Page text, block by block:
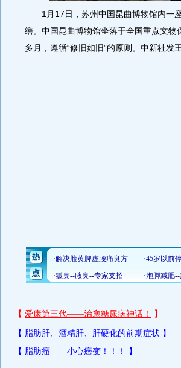
1月17日，苏州中国昆曲博物馆内一
缮。中国昆曲博物馆坐落于全国重点文
多月，遵循“修旧如旧”的原则。中新社发